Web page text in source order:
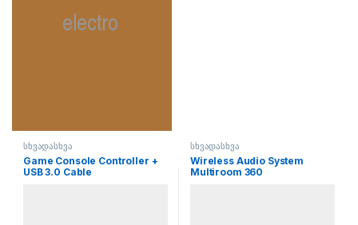
სხვადასხვა
Game Console Controller +
USB 3.0 Cable
სხვადასხვა
Wireless Audio System
Multiroom 360